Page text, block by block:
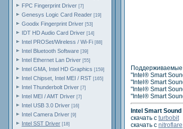
FPC Fingerprint Driver [7]
Genesys Logic Card Reader [19]
Goodix Fingerprint Driver [53]
IDT HD Audio Card Driver [14]
Intel PROSet/Wireless / Wi-Fi [88]
Intel Bluetooth Software [39]
Intel Ethernet Lan Driver [55]
Intel GMA, Intel HD Graphics [159]
Intel Chipset, Intel MEI / RST [165]
Intel Thunderbolt Driver [7]
Intel MEI / AMT Driver [7]
Intel USB 3.0 Driver [16]
Intel Camera Driver [9]
Intel SST Driver [18]
Поддерживаемые
"Intel® Smart
"Intel® Smart
"Intel® Smart
"Intel® Smart
Intel Smart
скачать с turbobit
скачать с nitroflare